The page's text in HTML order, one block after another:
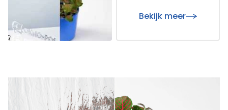
Bekijk meer